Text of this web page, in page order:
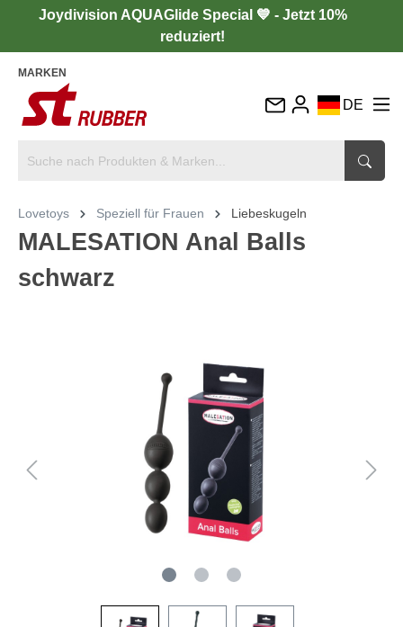
Joydivision AQUAGlide Special 💙 - Jetzt 10%
reduziert!
MARKEN
DE
IT
Lovetoys Speziell für Frauen Liebeskugeln
MALESATION Anal Balls
schwarz